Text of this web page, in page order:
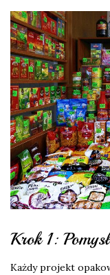
Krok 1:
Każdy projekt